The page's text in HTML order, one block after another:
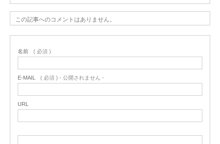
この記事へのコメントはありません。
名前 ( 必須 )
E-MAIL ( 必須 ) - 公開されません -
URL